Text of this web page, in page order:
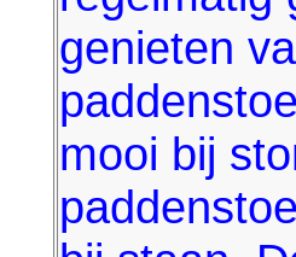
genieten
mooi bij